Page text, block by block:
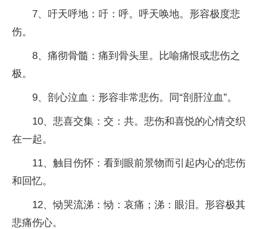
7、吁天呼地：吁：呼。呼天唤地。形容极度悲
伤。
8、痛彻骨髓：痛到骨头里。比喻痛恨或悲伤之
极。
9、剖心泣血：形容非常悲伤。同“剖肝泣血”。
10、悲喜交集：交：共。悲伤和喜悦的心情交织
在一起。
11、触目伤怀：看到眼前景物而引起内心的悲伤
和回忆。
12、恸哭流涕：恸：哀痛；涕：眼泪。形容极其
悲痛伤心。